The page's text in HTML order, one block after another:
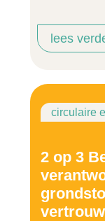
lees
circulaire
2 op 3